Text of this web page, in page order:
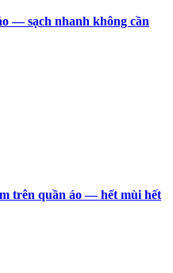
— sạch nhanh không cần
trên quần áo — hết mùi hết